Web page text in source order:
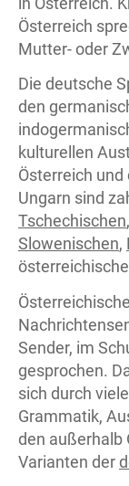
Österreich
Mutter- oder
Die deutsche
den
kulturellen
Österreich
Ungarn sind
Tschechischen,
Slowenischen,
Sender, im
gesprochen.
sich durch
Grammatik,
den außerhalb
Varianten der